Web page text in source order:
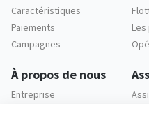
Caractéristiques
Paiements
Campagnes
Les
À propos de nous
Entreprise